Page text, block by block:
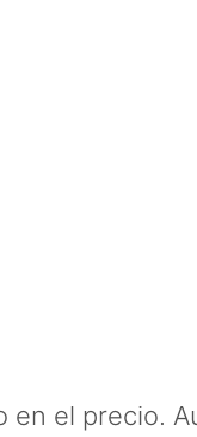
en el precio.